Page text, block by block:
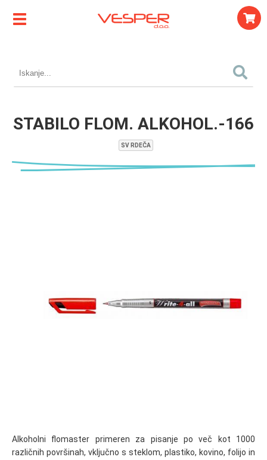
STABILO FLOM. ALKOHOL.-166
SV RDEČA
Alkoholni flomaster primeren za pisanje po več kot 1000
različnih površinah, vključno s steklom, plastiko, kovino, folijo in